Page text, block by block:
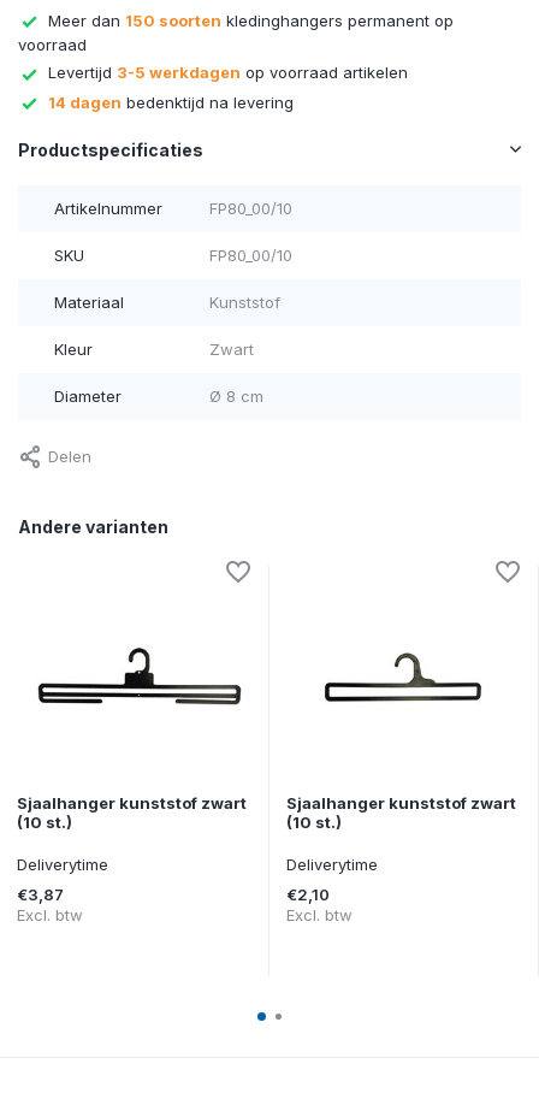
Meer dan 150 soorten kledinghangers permanent op
voorraad
Levertijd 3-5 werkdagen op voorraad artikelen
14 dagen bedenktijd na levering
Productspecificaties
Artikelnummer FP80_00/10
SKU FP80_00/10
Materiaal Kunststof
Kleur Zwart
Diameter Ø 8 cm
Delen
Andere varianten
Sjaalhanger kunststof zwart
(10 st.)
Deliverytime
€3,87
Excl. btw
Sjaalhanger kunststof zwart
(10 st.)
Deliverytime
€2,10
Excl. btw